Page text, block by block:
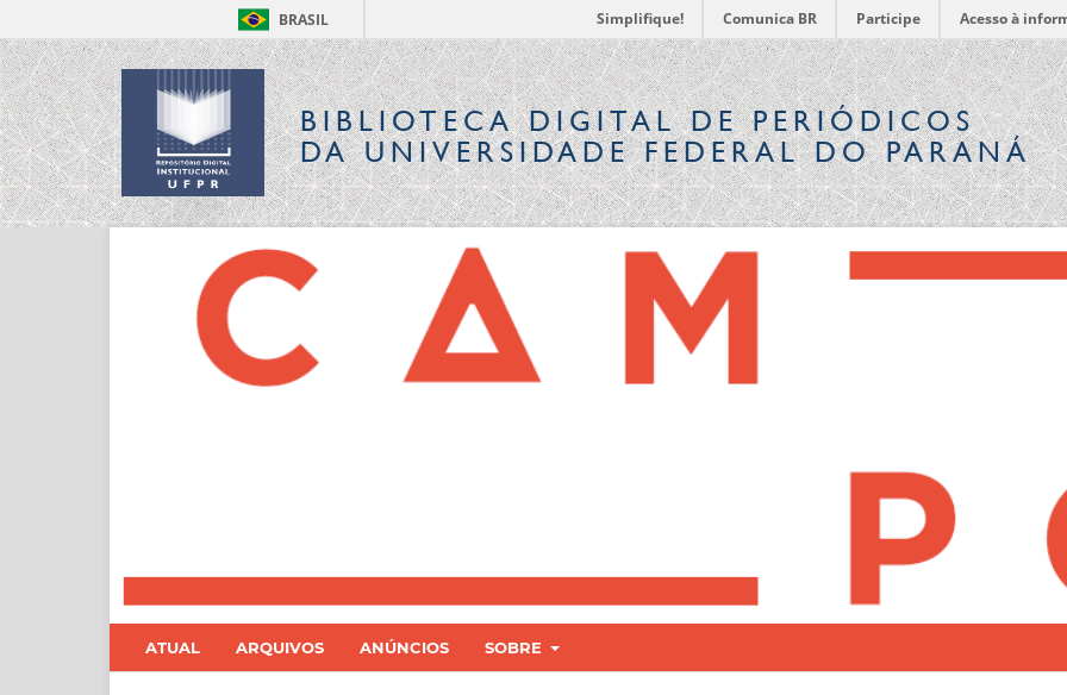
BRASIL Simplifique! Comunica BR Participe Acesso à
BIBLIOTECA DIGITALDE PERIÓDICOS
DA UNIVERSIDADE FEDERAL DO PARANÁ
ATUAL ARQUIVOS ANÚNCIOS SOBRE